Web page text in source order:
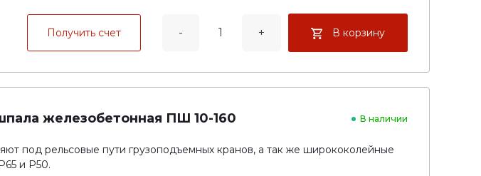
+7 (927) 400-25-21
г. Зеленодольск, 422549,
ул. Солнечная, д. 19,
помещение 1000
prom-put-snab@
г. Зеленодольск, 422549,
ул. Солнечная, д. 19,
помещение 1000
Получить счет - + В корзину
железобетонная ПШ 10-160 В наличии
под рельсовые пути грузоподъемных кранов, а так же ширококолейные
и Р50.